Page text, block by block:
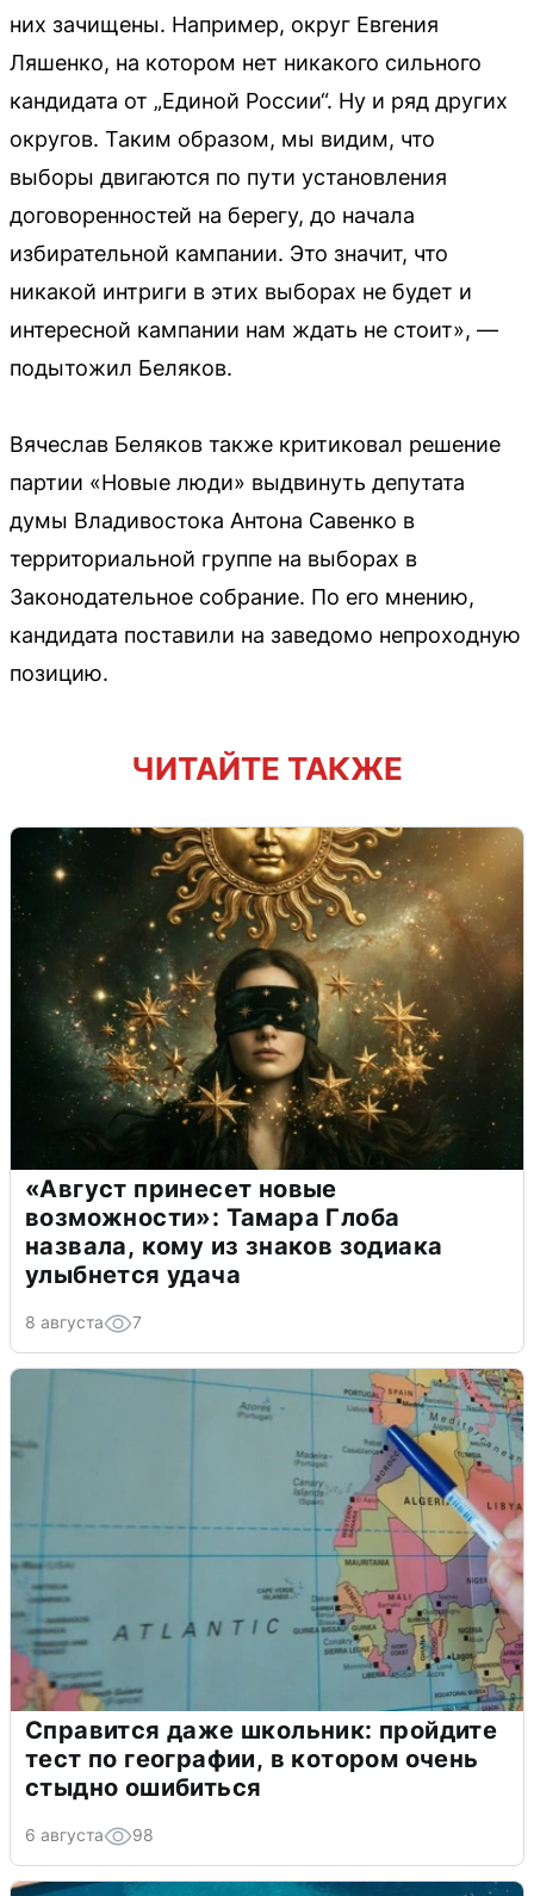
них зачищены. Например, округ Евгения
Ляшенко, на котором нет никакого сильного
кандидата от „Единой России“. Ну и ряд других
округов. Таким образом, мы видим, что
выборы двигаются по пути установления
договоренностей на берегу, до начала
избирательной кампании. Это значит, что
никакой интриги в этих выборах не будет и
интересной кампании нам ждать не стоит», —
подытожил Беляков.
Вячеслав Беляков также критиковал решение
партии «Новые люди» выдвинуть депутата
думы Владивостока Антона Савенко в
территориальной группе на выборах в
Законодательное собрание. По его мнению,
кандидата поставили на заведомо непроходную
позицию.
ЧИТАЙТЕ ТАКЖЕ
«Август принесет новые
возможности»: Тамара Глоба
назвала, кому из знаков зодиака
улыбнется удача
8 августа 7
Справится даже школьник: пройдите
тест по географии, в котором очень
стыдно ошибиться
6 августа 98